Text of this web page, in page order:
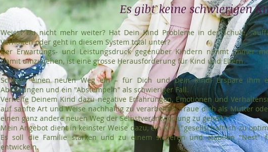
Es gibt keine schwierigen
Weisst Du nicht mehr weiter? Hat Dein Kind Probleme in der Schule,
Verhalten oder geht in diesem System total unter?
Der Erwartungs- und Leistungsdruck gegenüber Kindern nimmt immer
Damit umzugehen, ist eine grosse Herausforderung für Kind und Eltern.
Schlage einen neuen Weg ein – für Dich und Dein Kind! Erspare ihm
Abklärungen und ein "Abstempeln" als schwieriger Fall.
Verhelfe Deinem Kind dazu negative Erfahrungen, Emotionen und
auf sanfte Art und Weise nachhaltig zu verarbeiten. Traue dich als Mutter
einen ganz andere neuen Weg der Selbstverantwortung zu gehen.
Mein Angebot dient in keinster Weise dazu, ein Kind "gesellschaftlich zu
Es soll die Familie stärken und zu einem sicheren und stabilen "Nest"
entwickeln.